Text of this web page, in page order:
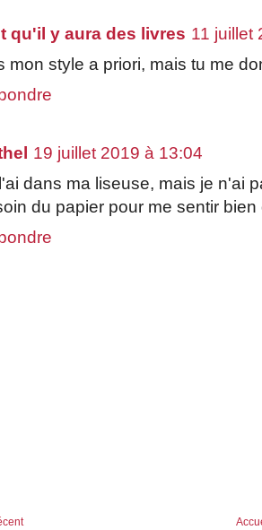
qu'il y aura des livres 11 juillet
mon style a priori, mais tu me
19 juillet 2019 à 13:04
dans ma liseuse, mais je n'ai
du papier pour me sentir